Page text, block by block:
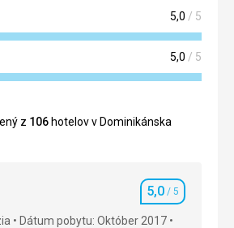
5,0 / 5
5,0 / 5
z 106 hotelov v Dominikánska
Hodnotenie
5,0 / 5
Dátum pobytu: Október 2017